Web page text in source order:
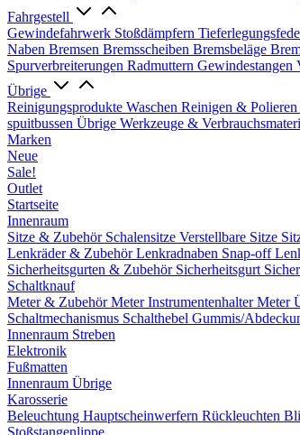
Fahrgestell
Gewindefahrwerk Stoßdämpfern
Naben Bremsen Bremsscheiben Bremsbeläge
Spurverbreiterungen Radmuttern Gewindestangen
Übrige
Reinigungsprodukte Waschen Reinigen & Polieren
spuitbussen Übrige Werkzeuge &
Marken
Neue
Sale!
Outlet
Startseite
Innenraum
Sitze & Zubehör Schalensitze Verstellbare Sitze
Lenkräder & ZubehörLenkradnaben Snap-off
Sicherheitsgurten & Zubehör Sicherheitsgurt
Schaltknauf
Meter & ZubehörMeterInstrumentenhalterMeter
Schaltmechanismus Schalthebel Gummis/
Innenraum Streben
Elektronik
Fußmatten
Innenraum Übrige
Karosserie
Beleuchtung Hauptscheinwerfern Rückleuchten
Stoßstangenlippe